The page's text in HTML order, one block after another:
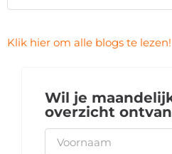
Klik hier om alle blogs te lezen!
Wil je
overzicht